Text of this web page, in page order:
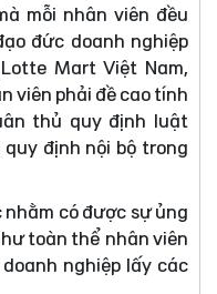
mỗi nhân viên đều
đức doanh nghiệp
Mart Việt Nam,
viên phải đề cao tính
thủ quy định luật
định nội bộ trong
có được sự ủng
toàn thể nhân viên
nghiệp lấy các